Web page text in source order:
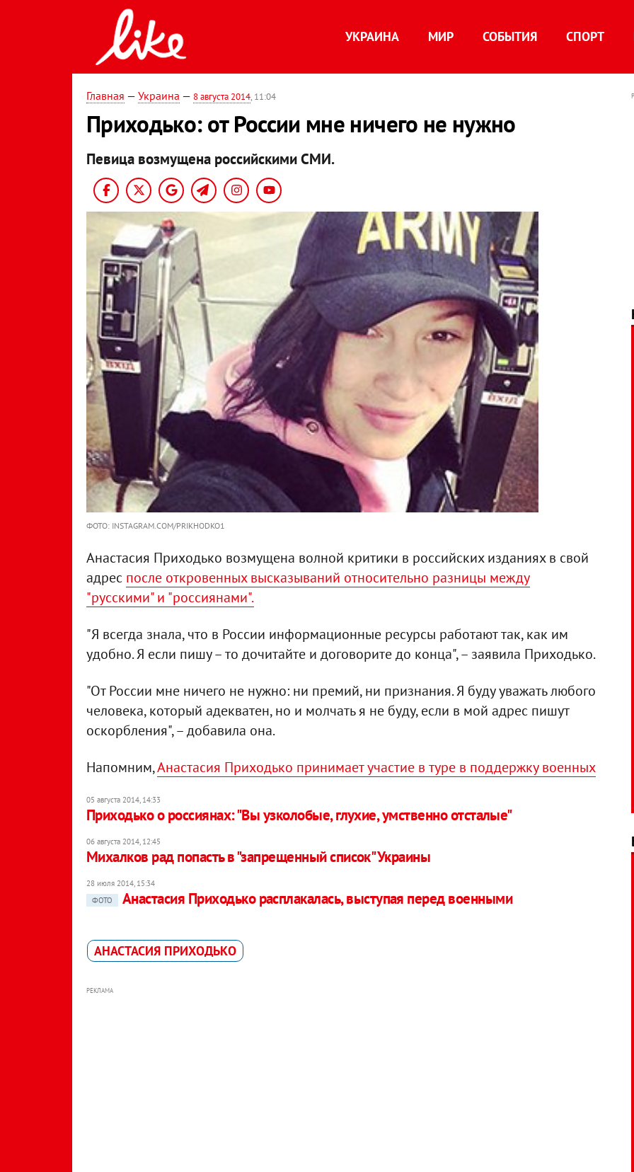
УКРАИНА МИР СОБЫТИЯ СПОРТ
Главная — Украина — 8 августа 2014, 11:04
Приходько: от России мне ничего не нужно
Певица возмущена российскими СМИ.
ФОТО: INSTAGRAM.COM/PRIKHODKO1
Анастасия Приходько возмущена волной критики в российских изданиях в свой
адрес после откровенных высказываний относительно разницы между
"русскими" и "россиянами".
"Я всегда знала, что в России информационные ресурсы работают так, как им
удобно. Я если пишу – то дочитайте и договорите до конца", – заявила Приходько.
"От России мне ничего не нужно: ни премий, ни признания. Я буду уважать любого
человека, который адекватен, но и молчать я не буду, если в мой адрес пишут
оскорбления", – добавила она.
Напомним,Анастасия Приходько принимает участие в туре в поддержку военных
05 августа 2014, 14:33
Приходько о россиянах: "Вы узколобые, глухие, умственно отсталые"
06 августа 2014, 12:45
Михалков рад попасть в "запрещенный список" Украины
28 июля 2014, 15:34
ФОТО
Анастасия Приходько расплакалась, выступая перед военными
АНАСТАСИЯ ПРИХОДЬКО
РЕКЛАМА